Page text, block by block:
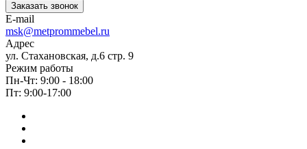
Заказать звонок
E-mail
msk@metprommebel.ru
Адрес
ул. Стахановская, д.6 стр. 9
Режим работы
Пн-Чт: 9:00 - 18:00
Пт: 9:00-17:00